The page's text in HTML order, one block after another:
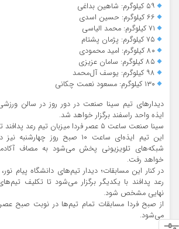
۵۹ کیلوگرم: شاهین بداغی
۶۶ کیلوگرم: حسین اسدی
۷۱ کیلوگرم: محمد الیاسی
۷۵ کیلوگرم: پژمان پشتام
۸۰ کیلوگرم: امید محمودی
۸۵ کیلوگرم: سامان عزیزی
۹۸ کیلوگرم: یوسف آل‌محمد
۱۳۰ کیلوگرم: مسعود نعمت چکانی
دیدارهای تیم سینا صنعت در دور روز در سالن
ایذه واحد راسفند برگزار خواهد شد.
سینا صنعت ساعت ۵ عصر فردا میزبان تیم رعد پدافند تهران خواهد بود
این تیم ایذه‌ای ساعت ۱۰ صبح روز
شبکه‌های تلویزیونی پخش می‌شود به مصاف
خواهد رفت.
در کنار این مسابقات؛ دیدار تیم‌های دانشگاه پیام
رعد پدافند با یکدیگر برگزار می‌شود تا تکلیف
نهایی مشخص شود.
از صبح فردا مسابقات تمام تیم‌ها در نوبت صبح
می‌شود.